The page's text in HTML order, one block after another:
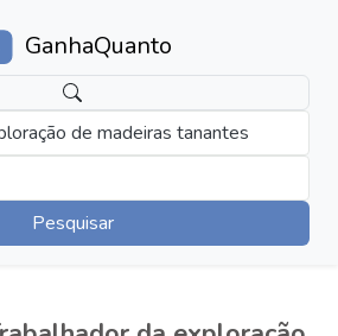
GanhaQuanto
de madeiras tanantes
Pesquisar